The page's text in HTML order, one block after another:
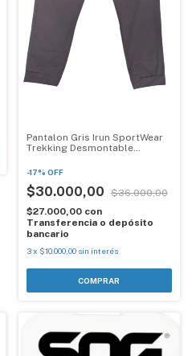
Pantalon Gris Irun SportWear
Trekking Desmontable
-17% OFF
$30.000,00
$36.000,00
$27.000,00 con
Transferencia o depósito
bancario
3 x $10.000,00 sin interés
COMPRAR